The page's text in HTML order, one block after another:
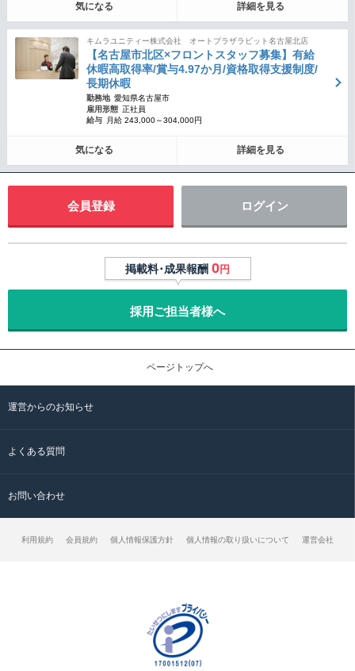
気になる 詳細を見る
キムラユニティー株式会社 オートプラザラビット名古屋北店
【名古屋市北区×フロントスタッフ募集】有給
休暇高取得率/賞与4.97か月/資格取得支援制度/
長期休暇
勤務地 愛知県名古屋市
雇用形態 正社員
給与
月給 243,000～304,000円
気になる 詳細を見る
会員登録 ログイン
掲載料･成果報酬 0円
採用ご担当者様へ
ページトップへ
運営からのお知らせ
よくある質問
お問い合わせ
利用規約 会員規約 個人情報保護方針 個人情報の取り扱いについて 運営会社